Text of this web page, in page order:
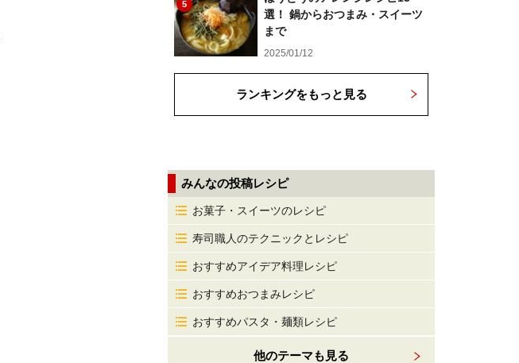
5
選！ 鍋からおつまみ・スイーツ
まで
2025/01/12
ランキングをもっと見る
みんなの投稿レシピ
お菓子・スイーツのレシピ
寿司職人のテクニックとレシピ
おすすめアイデア料理レシピ
おすすめおつまみレシピ
おすすめパスタ・麺類レシピ
他のテーマも見る